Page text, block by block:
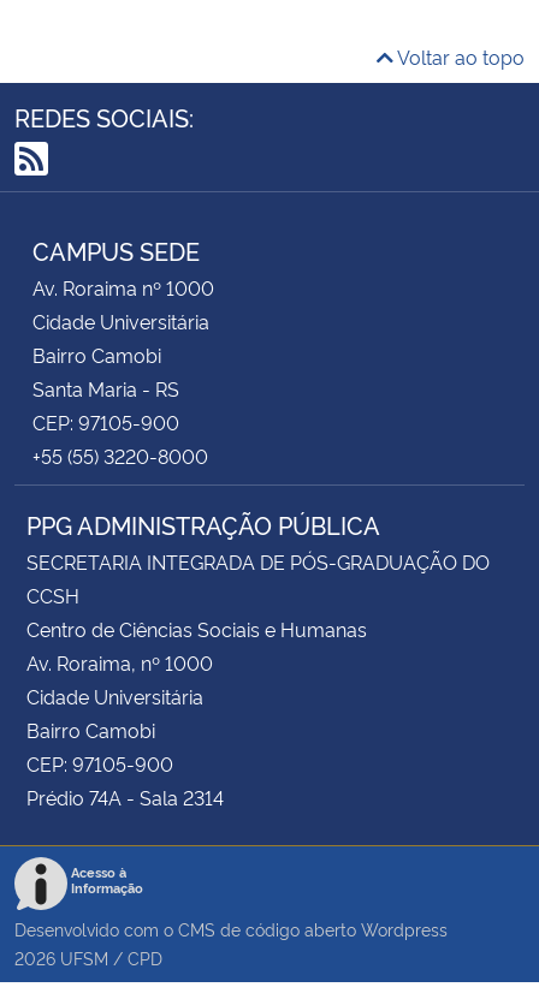
Voltar ao topo
REDES SOCIAIS:
RSS
CAMPUS SEDE
Av. Roraima nº 1000
Cidade Universitária
Bairro Camobi
Santa Maria - RS
CEP: 97105-900
+55 (55) 3220-8000
PPG ADMINISTRAÇÃO PÚBLICA
SECRETARIA INTEGRADA DE PÓS-GRADUAÇÃO DO
CCSH
Centro de Ciências Sociais e Humanas
Av. Roraima, nº 1000
Cidade Universitária
Bairro Camobi
CEP: 97105-900
Prédio 74A - Sala 2314
Acesso à
Informação
Desenvolvido com o CMS de código aberto Wordpress
2026 UFSM / CPD